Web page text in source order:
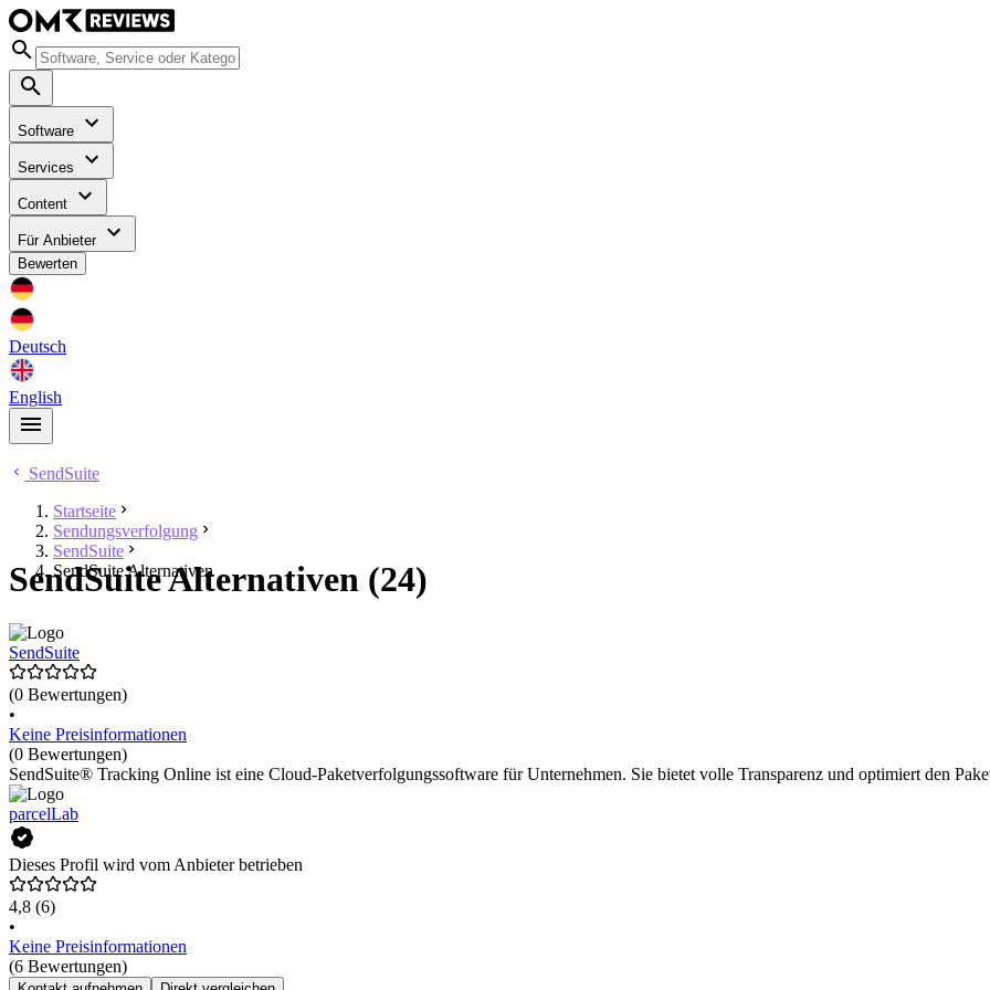
Software
Services
Content
Für Anbieter
Bewerten
Deutsch
English
SendSuite
Startseite
Sendungsverfolgung
SendSuite
SendSuite Alternativen
SendSuite Alternativen (24)
SendSuite
(0 Bewertungen)
•
Keine Preisinformationen
(0 Bewertungen)
SendSuite® Tracking Online ist eine Cloud-Paketverfolgungssoftware für Unternehmen. Sie bietet volle Transparenz und optimiert den
parcelLab
Dieses Profil wird vom Anbieter betrieben
4,8 (6)
•
Keine Preisinformationen
(6 Bewertungen)